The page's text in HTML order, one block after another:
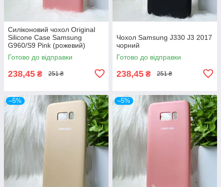
Силіконовий чохол Original
Silicone Case Samsung
G960/S9 Pink (рожевий)
Готово до відправки
238,45 ₴ 251 ₴
Чохол Samsung J330 J3 2017
чорний
Готово до відправки
238,45 ₴ 251 ₴
–5% –5%